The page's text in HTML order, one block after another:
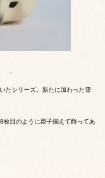
たシリーズ。新たに加わった雪
枚目のように親子揃えて飾ってあ